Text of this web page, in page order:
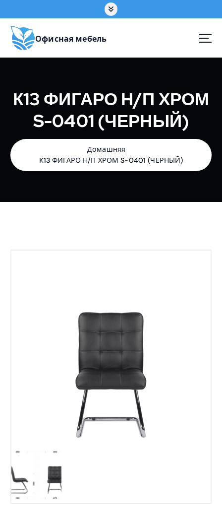
т
Офисная мебель
К13 ФИГАРО Н/П ХРОМ
S-0401 (ЧЕРНЫЙ)
Домашняя
К13 ФИГАРО Н/П ХРОМ S-0401 (ЧЕРНЫЙ)